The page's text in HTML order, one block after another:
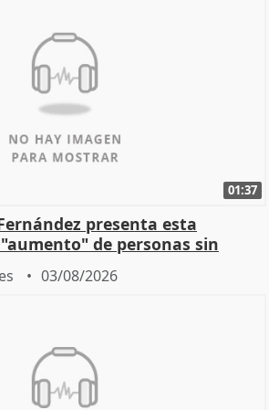
01:37
presenta esta
de personas sin
03/08/2026